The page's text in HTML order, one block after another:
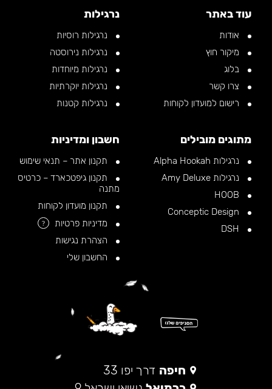
עוד באתר
אודות
מיקור חוץ
בלוג
צרו קשר
רישום למועדון לקוחות
נרגילות
נרגילות רוסיות
נרגילות נירוסטה
נרגילות מיוחדות
נרגילות יוקרתיות
נרגילות קטנות
מתוגים מובילים
נרגילות Alpha Hookah
נרגילות Amy Deluxe
חשבון ומדיניות
תקנון אתר – תנאי שימוש
תקנון גיפטכארד – כרטיס
מתנה
תקנון מועדון לקוחות
מדיניות פרטיות
?
הצהרת נגישות
החשבון שלי
חיפה דרך יפו 33